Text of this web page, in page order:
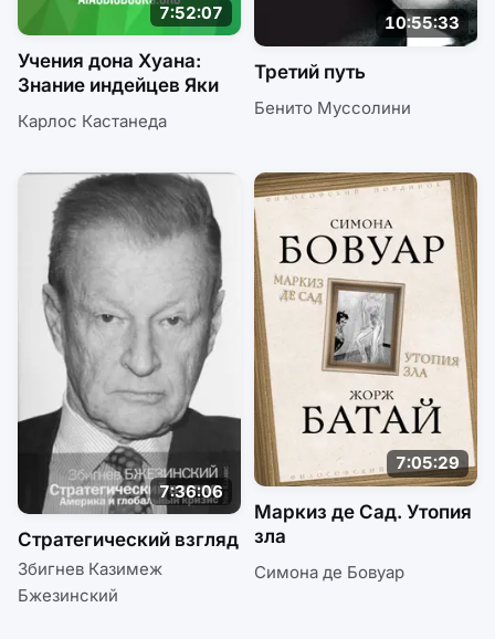
7:52:07
Учения дона Хуана:
Знание индейцев Яки
Карлос Кастанеда
10:55:33
Третий путь
Бенито Муссолини
7:36:06
Стратегический взгляд
Збигнев Казимеж
Бжезинский
7:05:29
Маркиз де Сад. Утопия
зла
Симона де Бовуар